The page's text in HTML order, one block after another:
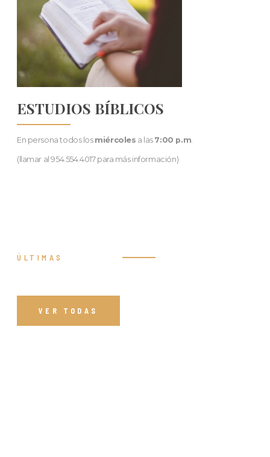
ESTUDIOS BÍBLICOS
En persona todos los miércoles a las 7:00 p.m.
(llamar al 954.554.4017 para más información)
ÚLTIMAS
VER TODAS